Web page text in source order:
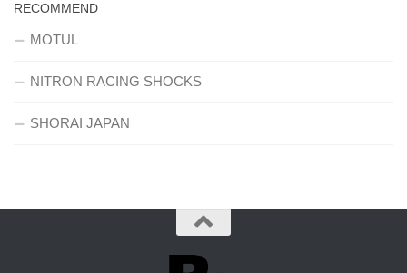
RECOMMEND
MOTUL
NITRON RACING SHOCKS
SHORAI JAPAN